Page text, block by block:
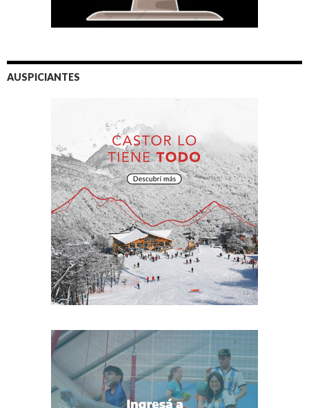
AUSPICIANTES